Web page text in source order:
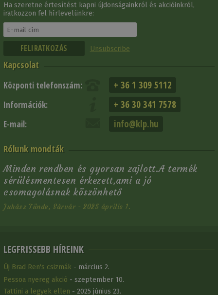
Ha szeretne értesítést kapni újdonságainkról és akcióinkról,
iratkozzon fel hírlevelünkre:
Unsubscribe
Kapcsolat
Központi telefonszám: + 36 1 309 5112
Információk: + 36 30 341 7578
E-mail: info@klp.hu
Rólunk mondták
Minden rendben és gyorsan zajlott.A termék
sérülésmentesen érkezett,ami a jó
csomagolásnak köszönhető
Juhász Tünde, Sárvár - 2025 április 1.
LEGFRISSEBB HÍREINK
Új Brad Ren's csizmák - március 2.
Pessoa nyereg akció - szeptember 10.
Tattini a legyek ellen - 2025 június 23.